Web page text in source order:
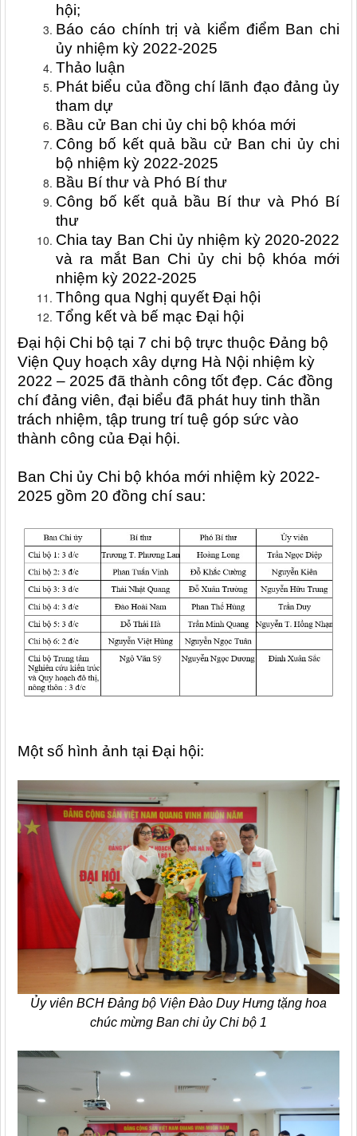
hội;
Báo cáo chính trị và kiểm điểm Ban chi
ủy nhiệm kỳ 2022-2025
Thảo luận
Phát biểu của đồng chí lãnh đạo đảng ủy
tham dự
Bầu cử Ban chi ủy chi bộ khóa mới
Công bố kết quả bầu cử Ban chi ủy chi
bộ nhiệm kỳ 2022-2025
Bầu Bí thư và Phó Bí thư
Công bố kết quả bầu Bí thư và Phó Bí
thư
Chia tay Ban Chi ủy nhiệm kỳ 2020-2022
và ra mắt Ban Chi ủy chi bộ khóa mới
nhiệm kỳ 2022-2025
Thông qua Nghị quyết Đại hội
Tổng kết và bế mạc Đại hội
Đại hội Chi bộ tại 7 chi bộ trực thuộc Đảng bộ
Viện Quy hoạch xây dựng Hà Nội nhiệm kỳ
2022 – 2025 đã thành công tốt đẹp. Các đồng
chí đảng viên, đại biểu đã phát huy tinh thần
trách nhiệm, tập trung trí tuệ góp sức vào
thành công của Đại hội.
Ban Chi ủy Chi bộ khóa mới nhiệm kỳ 2022-
2025 gồm 20 đồng chí sau:
Một số hình ảnh tại Đại hội:
Ủy viên BCH Đảng bộ Viện Đào Duy Hưng tặng hoa
chúc mừng Ban chi ủy Chi bộ 1